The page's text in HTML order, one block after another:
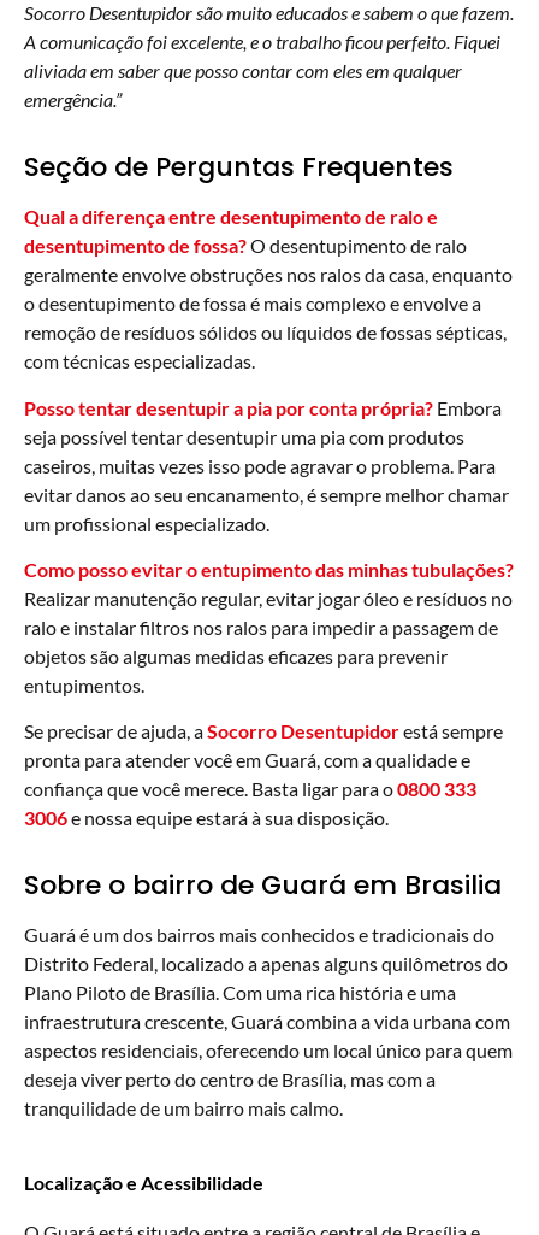
Socorro Desentupidor são muito educados e sabem o que fazem.
A comunicação foi excelente, e o trabalho ficou perfeito. Fiquei
aliviada em saber que posso contar com eles em qualquer
emergência.”
Seção de Perguntas Frequentes
Qual a diferença entre desentupimento de ralo e
desentupimento de fossa?O desentupimento de ralo
geralmente envolve obstruções nos ralos da casa, enquanto
o desentupimento de fossa é mais complexo e envolve a
remoção de resíduos sólidos ou líquidos de fossas sépticas,
com técnicas especializadas.
Posso tentar desentupir a pia por conta própria? Embora
seja possível tentar desentupir uma pia com produtos
caseiros, muitas vezes isso pode agravar o problema. Para
evitar danos ao seu encanamento, é sempre melhor chamar
um profissional especializado.
Como posso evitar o entupimento das minhas tubulações?
Realizar manutenção regular, evitar jogar óleo e resíduos no
ralo e instalar filtros nos ralos para impedir a passagem de
objetos são algumas medidas eficazes para prevenir
entupimentos.
Se precisar de ajuda, aSocorro Desentupidorestá sempre
pronta para atender você em Guará, com a qualidade e
confiança que você merece. Basta ligar para o0800 333
3006e nossa equipe estará à sua disposição.
Sobre o bairro de Guará em Brasilia
Guará é um dos bairros mais conhecidos e tradicionais do
Distrito Federal, localizado a apenas alguns quilômetros do
Plano Piloto de Brasília. Com uma rica história e uma
infraestrutura crescente, Guará combina a vida urbana com
aspectos residenciais, oferecendo um local único para quem
deseja viver perto do centro de Brasília, mas com a
tranquilidade de um bairro mais calmo.
Localização e Acessibilidade